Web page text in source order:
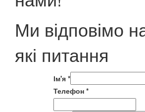
Ми відповімо
які питання
Ім'я *
Телефон *